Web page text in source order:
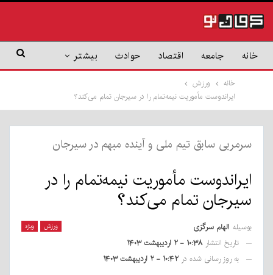
خانه جامعه اقتصاد حوادث بیشتر
خانه
ورزش
ایراندوست مأموریت نیمه‌تمام را در سیرجان تمام می‌کند؟
سرمربی سابق تیم ملی و آینده مبهم در سیرجان
ایراندوست مأموریت نیمه‌تمام را در
سیرجان تمام می‌کند؟
ورزش ویژه بوسیله الهام سرگزی
تاریخ انتشار ۱۰:۳۸ - ۲ اردیبهشت ۱۴۰۳
به روز رسانی شده در ۱۰:۴۲ - ۲ اردیبهشت ۱۴۰۳